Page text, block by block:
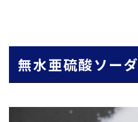
無水亜硫酸ソーダ